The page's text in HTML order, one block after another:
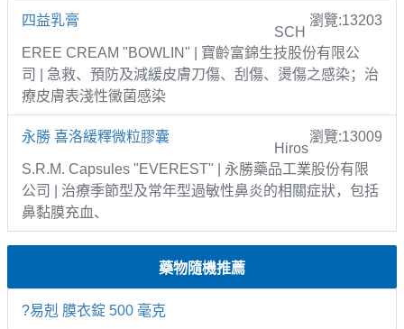
四益乳膏 瀏覽:13203
SCH
EREE CREAM "BOWLIN" | 寶齡富錦生技股份有限公
司 | 急救、預防及減緩皮膚刀傷、刮傷、燙傷之感染；治
療皮膚表淺性黴菌感染
永勝 喜洛緩釋微粒膠囊 瀏覽:13009
Hiros
S.R.M. Capsules "EVEREST" | 永勝藥品工業股份有限
公司 | 治療季節型及常年型過敏性鼻炎的相關症狀，包括
鼻黏膜充血、
藥物隨機推薦
?易剋 膜衣錠 500 毫克